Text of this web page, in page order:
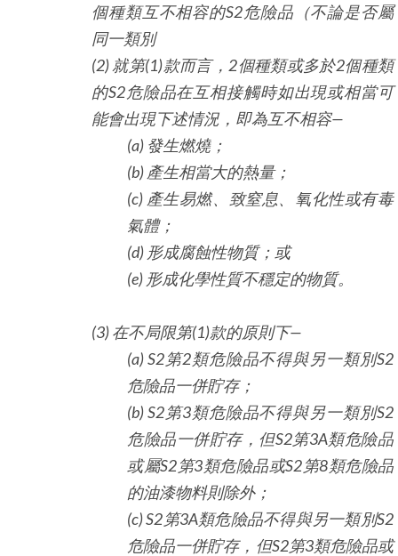
個種類互不相容的S2危險品（不論是否屬
同一類別
(2) 就第(1)款而言， 2個種類或多於2個種類
的S2危險品在互相接觸時如出現或相當可
能會出現下述情況，即為互不相容—
(a) 發生燃燒；
(b) 產生相當大的熱量；
(c) 產生易燃、致窒息、氧化性或有毒
氣體；
(d) 形成腐蝕性物質；或
(e) 形成化學性質不穩定的物質。
(3) 在不局限第(1)款的原則下—
(a) S2第2類危險品不得與另一類別S2
危險品一併貯存；
(b) S2第3類危險品不得與另一類別S2
危險品一併貯存，但S2第3A類危險品
或屬S2第3類危險品或S2第8類危險品
的油漆物料則除外；
(c) S2第3A類危險品不得與另一類別S2
危險品一併貯存，但S2第3類危險品或